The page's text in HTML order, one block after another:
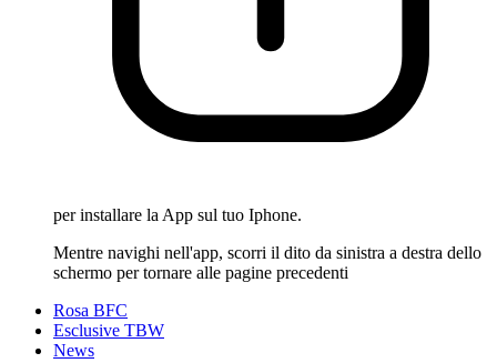
per installare la App sul tuo Iphone.
Mentre navighi nell'app, scorri il dito da sinistra a destra dello
schermo per tornare alle pagine precedenti
Rosa BFC
Esclusive TBW
News